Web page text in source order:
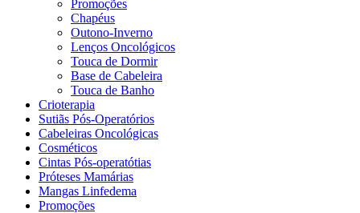
Promoções
Chapéus
Outono-Inverno
Lenços Oncológicos
Touca de Dormir
Base de Cabeleira
Touca de Banho
Crioterapia
Sutiãs Pós-Operatórios
Cabeleiras Oncológicas
Cosméticos
Cintas Pós-operatótias
Próteses Mamárias
Mangas Linfedema
Promoções